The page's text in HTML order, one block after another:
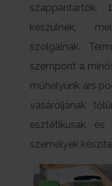
szappantartók,
készülnek,
szolgálnak.
szempont a
műhelyünk ars
vásároljanak
esztétikusak,
személyek